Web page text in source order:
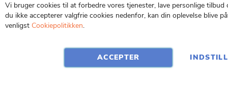
Kontakt
Vi bruger cookies til at forbedre vores tjenester, lave personlige tilbud
du ikke accepterer valgfrie cookies nedenfor, kan din oplevelse blive
venligst Cookiepolitikken.
ACCEPTER